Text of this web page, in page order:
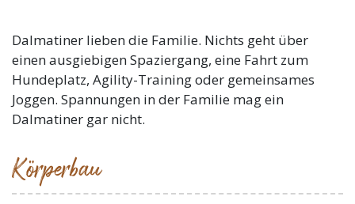
Dalmatiner lieben die Familie. Nichts geht über
einen ausgiebigen Spaziergang, eine Fahrt zum
Hundeplatz, Agility-Training oder gemeinsames
Joggen. Spannungen in der Familie mag ein
Dalmatiner gar nicht.
Körperbau